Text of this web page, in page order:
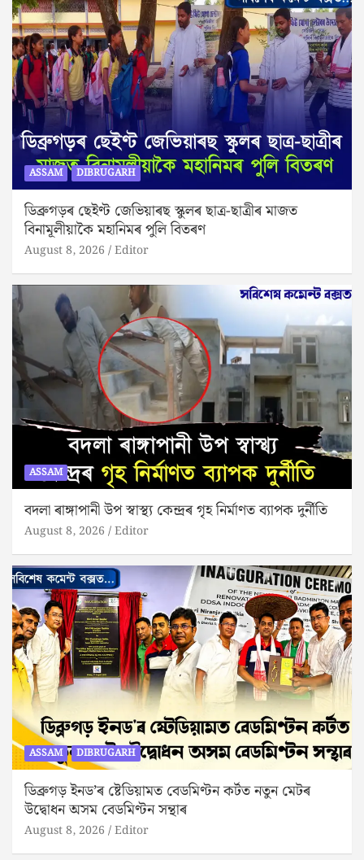
ASSAM DIBRUGARH
ডিব্ৰুগড়ৰ ছেইণ্ট জেভিয়াৰছ স্কুলৰ ছাত্ৰ-ছাত্ৰীৰ মাজত
বিনামূলীয়াকৈ মহানিমৰ পুলি বিতৰণ
August 8, 2026 Editor
ASSAM
বদলা ৰাঙ্গাপানী উপ স্বাস্থ্য কেন্দ্ৰৰ গৃহ নিৰ্মাণত ব্যাপক দুৰ্নীতি
August 8, 2026 Editor
ASSAM DIBRUGARH
ডিব্ৰুগড় ইনড’ৰ ষ্টেডিয়ামত বেডমিণ্টন কৰ্টত নতুন মেটৰ
উদ্বোধন অসম বেডমিণ্টন সন্থাৰ
August 8, 2026 Editor